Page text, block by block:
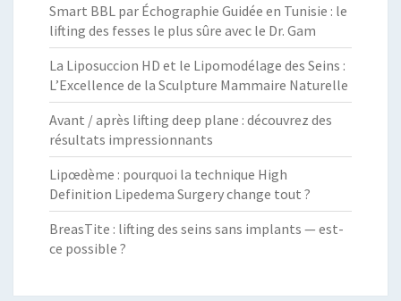
Smart BBL par Échographie Guidée en Tunisie : le
lifting des fesses le plus sûre avec le Dr. Gam
La Liposuccion HD et le Lipomodélage des Seins :
L’Excellence de la Sculpture Mammaire Naturelle
Avant / après lifting deep plane : découvrez des
résultats impressionnants
Lipœdème : pourquoi la technique High
Definition Lipedema Surgery change tout ?
BreasTite : lifting des seins sans implants — est-
ce possible ?